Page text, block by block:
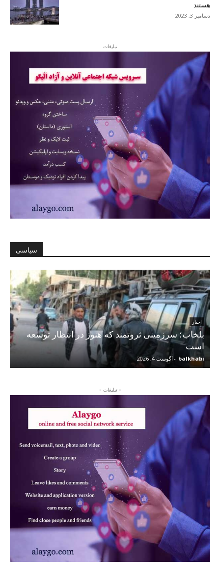
هستند
دسامبر 3, 2023
تبلیغات
سیاسی
اخبار
بلخاب؛ سرزمینی ثروتمند که هنوز در انتظار توسعه
است
balkhabi
-آگوست 4, 2026
- تبلیغات -